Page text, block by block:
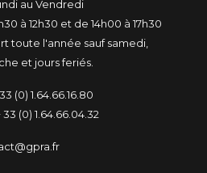
au Vendredi
à 12h30 et de 14h00 à 17h30
toute l'année sauf samedi,
et jours feriés.
(0) 1.64.66.16.80
33 (0) 1.64.66.04.32